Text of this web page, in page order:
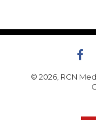
© 2026, RCN